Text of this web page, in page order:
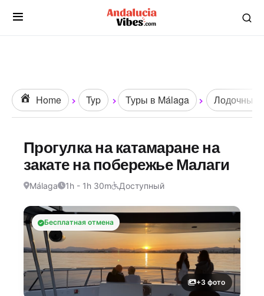
Home Typ Туры в Málaga Лодочные
Прогулка на катамаране на
закате на побережье Малаги
Málaga 1h - 1h 30m Доступный
Бесплатная отмена
+3 фото